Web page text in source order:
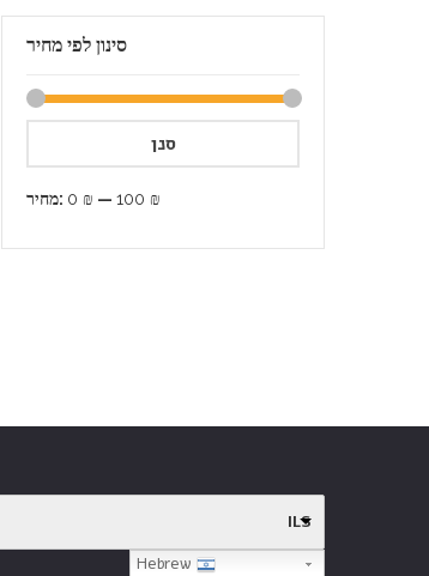
סינון לפי מחיר
סנן
מחיר: 0 ₪ — 100 ₪
ILS